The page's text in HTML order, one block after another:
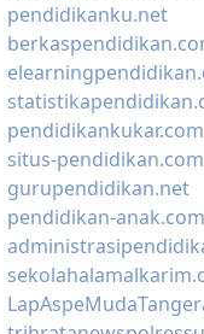
pendidikanku.net
pendidikankukar.com
situs-pendidikan.com
gurupendidikan.net
pendidikan-anak.com